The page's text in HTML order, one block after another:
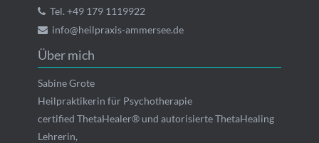
Tel. +49 179 1119922
info@heilpraxis-ammersee.de
Über mich
Sabine Grote
Heilpraktikerin für Psychotherapie
certified ThetaHealer® und autorisierte ThetaHealing
Lehrerin,